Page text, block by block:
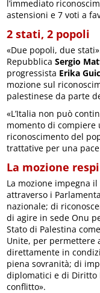
l’immediato
astensioni e 7 voti a
2 stati, 2 popoli
«Due popoli, due
Repubblica Sergio
progressista Erika
mozione sul
palestinese da parte
«L’Italia non può
momento di compiere
riconoscimento del
trattative per una
La mozione
La mozione impegna
attraverso i
nazionale; di
di agire in sede Onu
Stato di Palestina
Unite, per permettere
direttamente in
piena sovranità; di
diplomatici e di Diritto
conflitto».